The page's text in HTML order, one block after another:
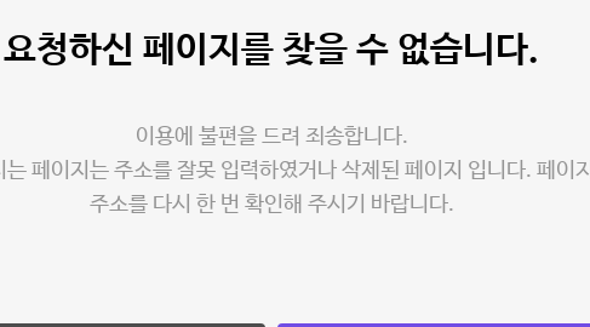
요청하신 페이지를 찾을 수 없습니다.
이용에 불편을 드려 죄송합니다.
는 페이지는 주소를 잘못 입력하였거나 삭제된 페이지 입니다. 페이지
주소를 다시 한 번 확인해 주시기 바랍니다.